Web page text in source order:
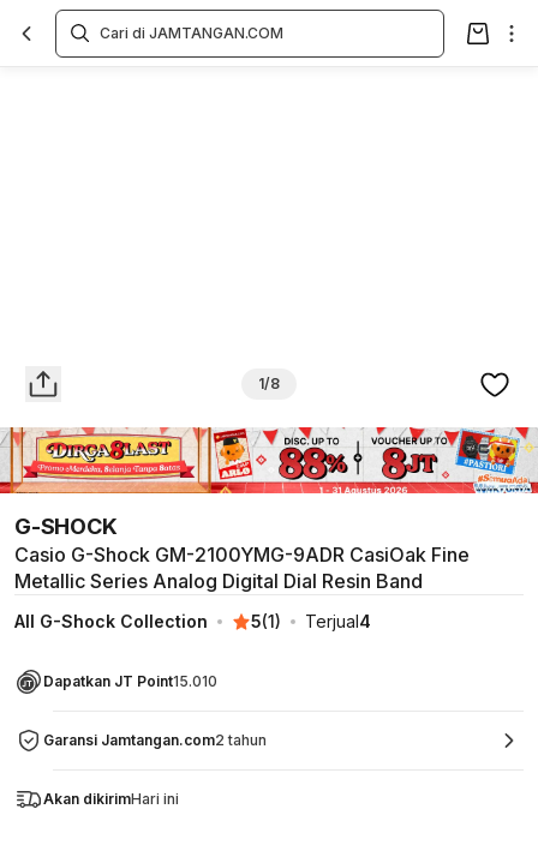
1/8
G-SHOCK
Casio G-Shock GM-2100YMG-9ADR CasiOak Fine
Metallic Series Analog Digital Dial Resin Band
All G-Shock Collection 5(1) Terjual4
Dapatkan JT Point15.010
Garansi Jamtangan.com2 tahun
Akan dikirimHari ini